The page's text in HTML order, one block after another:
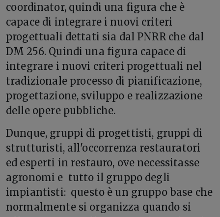
coordinator, quindi una figura che è
capace di integrare i nuovi criteri
progettuali dettati sia dal PNRR che dal
DM 256. Quindi una figura capace di
integrare i nuovi criteri progettuali nel
tradizionale processo di pianificazione,
progettazione, sviluppo e realizzazione
delle opere pubbliche.
Dunque, gruppi di progettisti, gruppi di
strutturisti, all'occorrenza restauratori
ed esperti in restauro, ove necessitasse
agronomi e tutto il gruppo degli
impiantisti: questo è un gruppo base che
normalmente si organizza quando si